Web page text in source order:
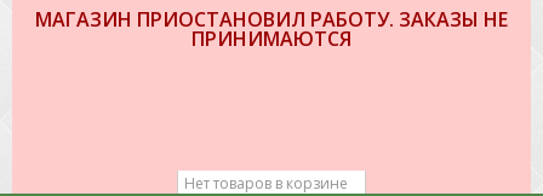
МАГАЗИН ПРИОСТАНОВИЛ РАБОТУ. ЗАКАЗЫ НЕ
ПРИНИМАЮТСЯ
Нет товаров в корзине